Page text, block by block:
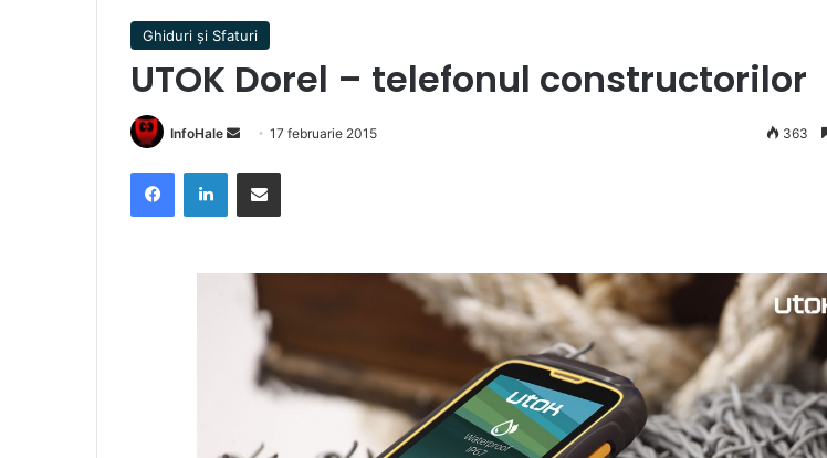
Ghiduri și Sfaturi
UTOK Dorel – telefonul constructorilor
InfoHale
Send
email
17 februarie 2015 363
FacebookLinkedInShare via Email